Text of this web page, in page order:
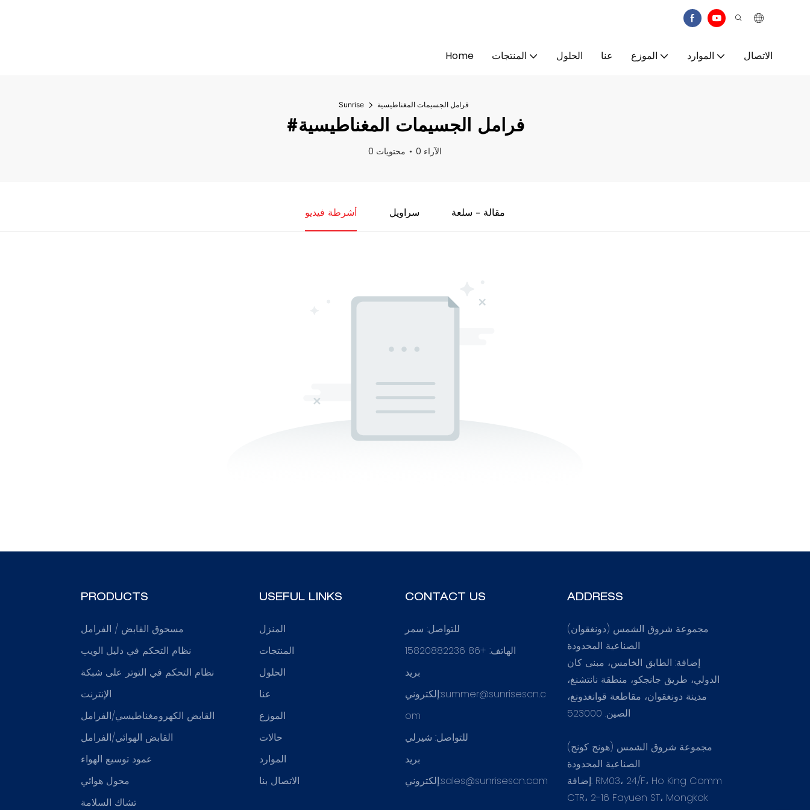
Home المنتجات الحلول عنا الموزع الموارد الاتصال
Sunrise فرامل الجسيمات المغناطيسية
#فرامل الجسيمات المغناطيسية
0 محتويات 0 الآراء
أشرطة فيديو سراويل مقالة - سلعة
PRODUCTS
مسحوق القابض / الفرامل
نظام التحكم في دليل الويب
نظام التحكم في التوتر على شبكة
الإنترنت
القابض الكهرومغناطيسي/الفرامل
القابض الهوائي/الفرامل
عمود توسيع الهواء
محول هوائي
تشاك السلامة
USEFUL LINKS
المنزل
المنتجات
الحلول
عنا
الموزع
حالات
الموارد
الاتصال بنا
CONTACT US
للتواصل: سمر
الهاتف: +86 15820882236
بريد
إلكتروني:summer@sunrisescn.c
om
للتواصل: شيرلي
بريد
إلكتروني:sales@sunrisescn.com
ADDRESS
مجموعة شروق الشمس (دونغقوان)
إضافة: الطابق الخامس، مبنى كان
الدولي، طريق جانجكو، منطقة نانتشنغ،
مدينة دونغقوان، مقاطعة قوانغدونغ،
الصين. 523000
مجموعة شروق الشمس (هونج كونج)
إضافة: RM03، 24/F، Ho King Comm
CTR، 2-16 Fayuen ST، Mongkok